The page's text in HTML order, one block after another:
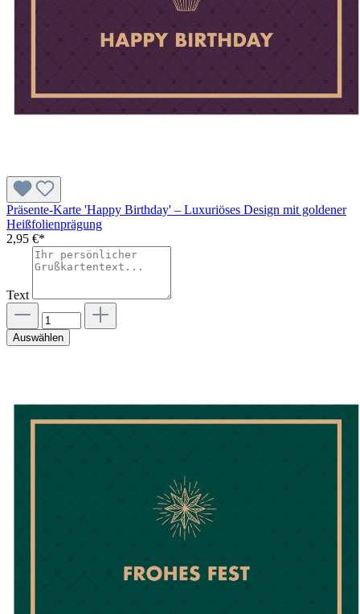
Präsente-Karte 'Happy Birthday' – Luxuriöses Design mit goldener
Heißfolienprägung
2,95 €*
Text
Auswählen